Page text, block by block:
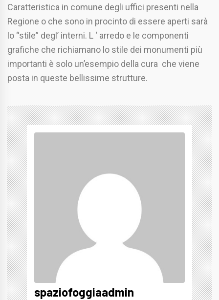
Caratteristica in comune degli uffici presenti nella
Regione o che sono in procinto di essere aperti sarà
lo “stile” degl’ interni. L ‘ arredo e le componenti
grafiche che richiamano lo stile dei monumenti più
importanti è solo un’esempio della cura che viene
posta in queste bellissime strutture.
spaziofoggiaadmin